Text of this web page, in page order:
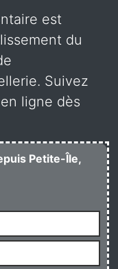
est
du
Suivez
ligne dès
Petite-Île,